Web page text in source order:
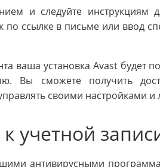
и следуйте инструкциям
по ссылке в письме или ввод
ваша установка Avast будет
Вы сможете получить
своими настройками и
учетной
антивирусными